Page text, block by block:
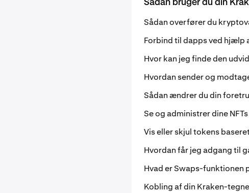
Sådan bruger du din
Sådan overfører du
Forbind til dapps ved hjælp
Hvor kan jeg finde den
Hvordan sender og
Sådan ændrer du din
Se og administrer dine NFTs
Vis eller skjul tokens
Hvordan får jeg adgang til
Hvad er Swaps-funktionen
Kobling af din Kraken-